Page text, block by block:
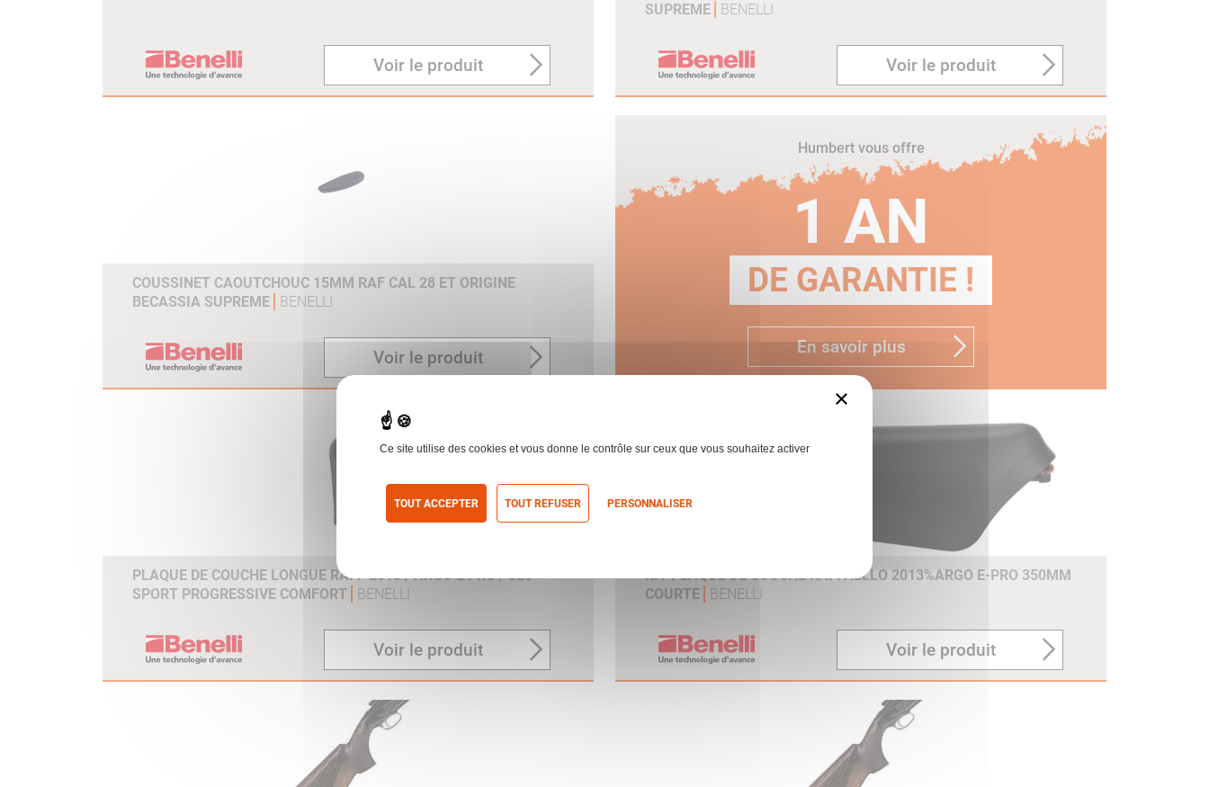
Voir le produit
SUPREME
BENELLI
Voir le produit
COUSSINET CAOUTCHOUC 15MM RAF CAL 28 ET ORIGINE
BECASSIA SUPREME
BENELLI
Voir le produit
Humbert vous offre
1 AN
DE GARANTIE !
En savoir plus
PLAQUE DE COUCHE LONGUE RAFF 2013 / ARGO E PRO / 828
SPORT PROGRESSIVE COMFORT
BENELLI
Voir le produit
KIT PLAQUE DE COUCHE RAFFAELLO 2013%ARGO E-PRO 350MM
COURTE
BENELLI
Voir le produit
×
Ce site utilise des cookies et vous donne le contrôle sur ceux que vous souhaitez activer
TOUT ACCEPTER TOUT REFUSER PERSONNALISER